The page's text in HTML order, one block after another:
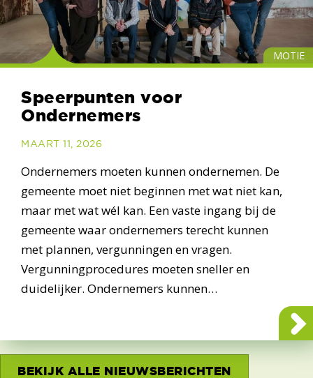
MOTIE
Speerpunten voor
Ondernemers
MAART 11, 2026
Ondernemers moeten kunnen ondernemen. De
gemeente moet niet beginnen met wat niet kan,
maar met wat wél kan. Een vaste ingang bij de
gemeente waar ondernemers terecht kunnen
met plannen, vergunningen en vragen.
Vergunningprocedures moeten sneller en
duidelijker. Ondernemers kunnen…
BEKIJK ALLE NIEUWSBERICHTEN